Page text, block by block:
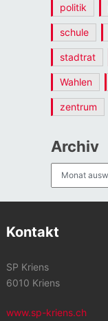
politik
schule
stadtrat
Wahlen
zentrum
Archiv
Kontakt
SP Kriens
6010 Kriens
www.sp-kriens.ch